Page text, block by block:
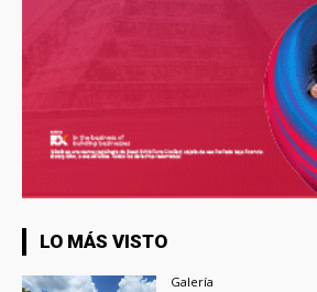
LO MÁS VISTO
Galería